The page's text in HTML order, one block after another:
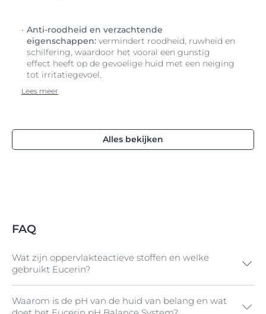
Anti-roodheid en verzachtende
eigenschappen: vermindert roodheid, ruwheid en
schilfering, waardoor het vooral een gunstig
effect heeft op de gevoelige huid met een neiging
tot irritatiegevoel.
Lees meer
Alles bekijken
FAQ
Wat zijn oppervlakteactieve stoffen en welke
gebruikt Eucerin?
Oppervlakteactieve stoffen zijn actief reinigende
Waarom is de pH van de huid van belang en wat